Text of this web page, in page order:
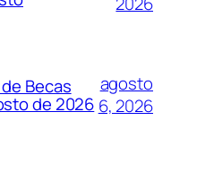
Becas
de 2026
agosto
6, 2026